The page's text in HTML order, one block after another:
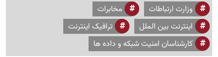
وزارت ارتباطات
مخابرات
اینترنت بین الملل
ترافیک اینترنت
کارشناسان امنیت شبکه و داده ها